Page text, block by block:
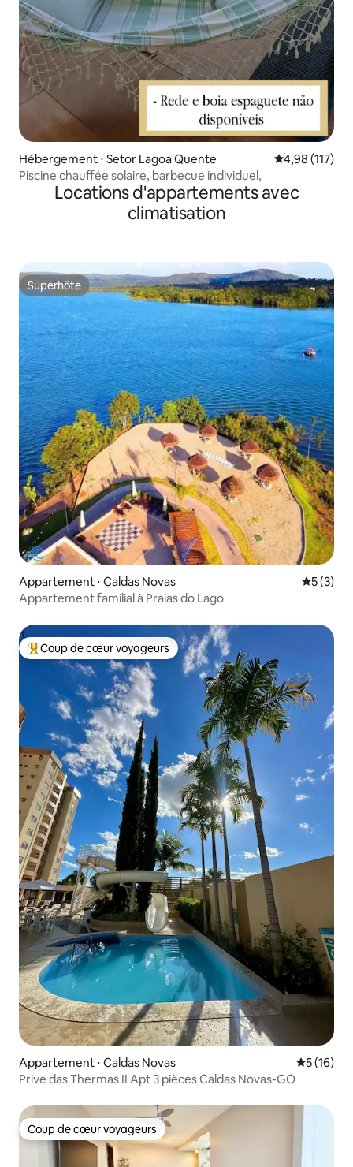
Hébergement ⋅ Setor Lagoa Quente Évaluation
4,98 (117)
Piscine chauffée solaire, barbecue individuel,
Locations d'appartements avec
climatisation
Superhôte
Superhôte
Appartement ⋅ Caldas Novas
5 (3)
Appartement familial à Praias do Lago
Coups de cœur voyageurs les plus appréciés
Coup de cœur voyageurs
Appartement ⋅ Caldas Novas
5 (16)
Prive das Thermas II Apt 3 pièces Caldas Novas-GO
Coup de cœur voyageurs
Coup de cœur voyageurs